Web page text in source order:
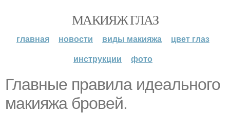
МАКИЯЖ ГЛАЗ
главная новости виды макияжа
цвет глаз
инструкции
фото
Главные правила идеального
макияжа бровей.